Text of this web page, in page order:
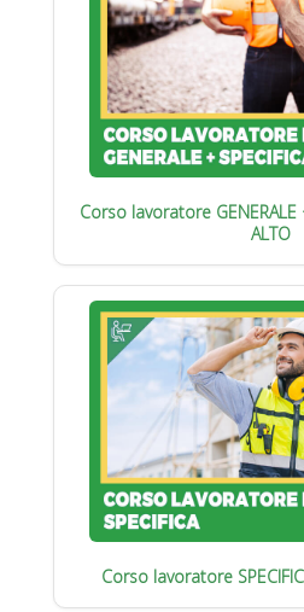
Corso lavoratore GENERALE
ALTO
Corso lavoratore